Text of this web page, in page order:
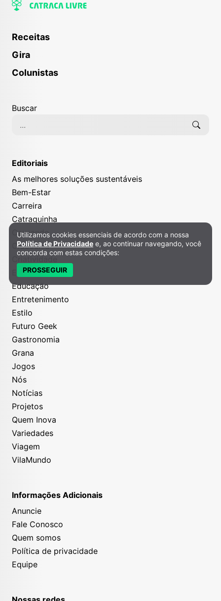
Receitas
Gira
Colunistas
Buscar
Editoriais
As melhores soluções sustentáveis
Bem-Estar
Carreira
Catraquinha
Causando
Cidadania
Economize
Educação
Entretenimento
Estilo
Futuro Geek
Gastronomia
Grana
Jogos
Nós
Notícias
Projetos
Quem Inova
Variedades
Viagem
VilaMundo
Informações Adicionais
Anuncie
Fale Conosco
Quem somos
Política de privacidade
Equipe
Política de Privacidade e Cookies
Utilizamos cookies essenciais de acordo com a nossa
Política de Privacidade e, ao continuar navegando, você
concorda com estas condições:
PROSSEGUIR